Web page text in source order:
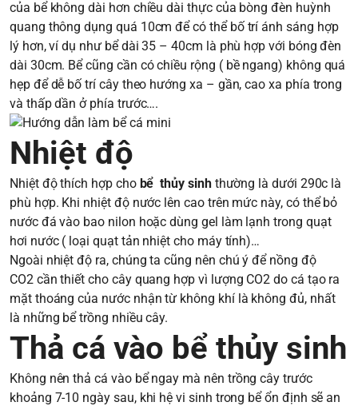
của bể không dài hơn chiều dài thực của bòng đèn huỳnh
quang thông dụng quá 10cm để có thể bố trí ánh sáng hợp
lý hơn, ví dụ như bể dài 35 – 40cm là phù hợp với bóng đèn
dài 30cm. Bể cũng cần có chiều rộng ( bề ngang) không quá
hẹp để dễ bố trí cây theo hướng xa – gần, cao xa phía trong
và thấp dần ở phía trước….
Nhiệt độ
Nhiệt độ thích hợp cho bể thủy sinhthường là dưới 290c là
phù hợp. Khi nhiệt độ nước lên cao trên mức này, có thể bỏ
nước đá vào bao nilon hoặc dùng gel làm lạnh trong quạt
hơi nước ( loại quạt tản nhiệt cho máy tính)…
Ngoài nhiệt độ ra, chúng ta cũng nên chú ý để nồng độ
CO2 cần thiết cho cây quang hợp vì lượng CO2 do cá tạo ra
mặt thoáng của nước nhận từ không khí là không đủ, nhất
là những bể trồng nhiều cây.
Thả cá vào bể thủy sinh
Không nên thả cá vào bể ngay mà nên trồng cây trước
khoảng 7-10 ngày sau, khi hệ vi sinh trong bể ổn định sẽ an